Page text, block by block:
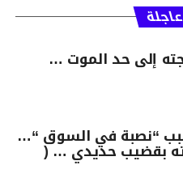
إلى حد الموت …
“نصبة في السوق “…
بقضيب حديدي … (